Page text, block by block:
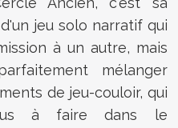
jeu solo narratif qui
à un autre, mais
mélanger
de jeu-couloir, qui
à faire dans le